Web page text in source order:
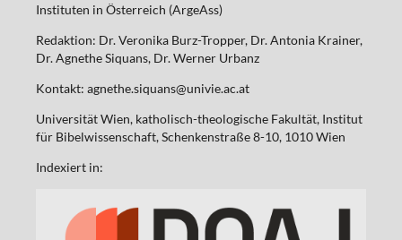
Instituten in Österreich (ArgeAss)
Redaktion: Dr. Veronika Burz-Tropper, Dr. Antonia Krainer,
Dr. Agnethe Siquans, Dr. Werner Urbanz
Kontakt: agnethe.siquans@univie.ac.at
Universität Wien, katholisch-theologische Fakultät, Institut
für Bibelwissenschaft, Schenkenstraße 8-10, 1010 Wien
Indexiert in: